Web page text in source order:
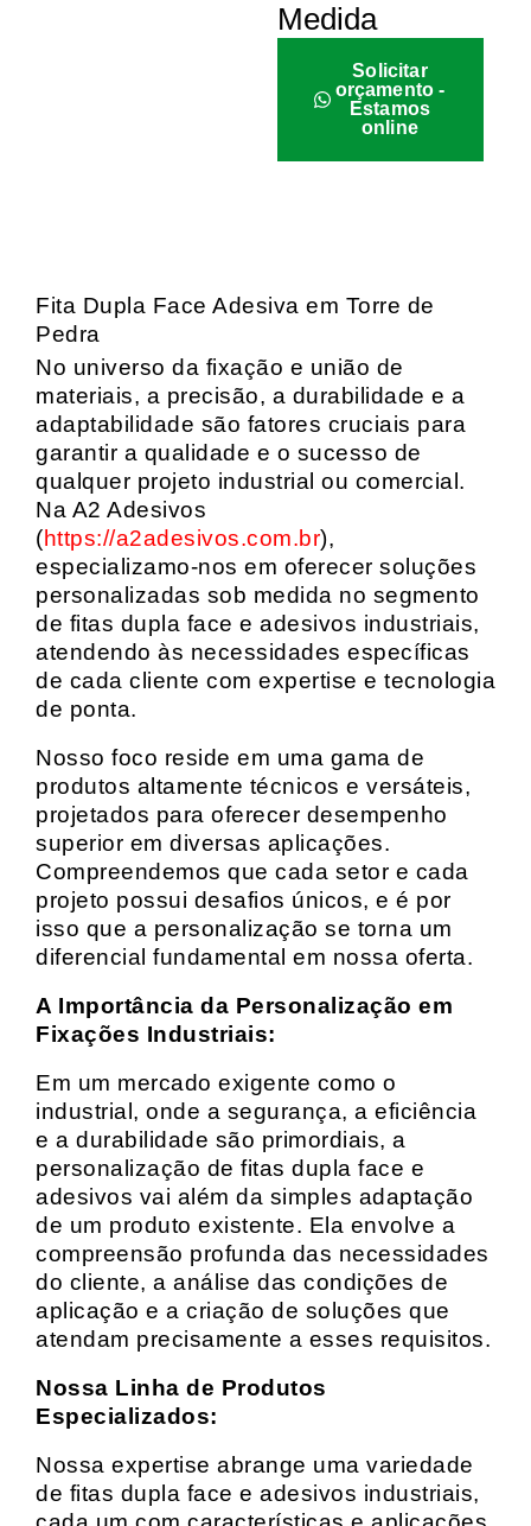
Medida
Solicitar
orçamento -
Estamos
online
Fita Dupla Face Adesiva em Torre de
Pedra
No universo da fixação e união de
materiais, a precisão, a durabilidade e a
adaptabilidade são fatores cruciais para
garantir a qualidade e o sucesso de
qualquer projeto industrial ou comercial.
Na A2 Adesivos
(https://a2adesivos.com.br),
especializamo-nos em oferecer soluções
personalizadas sob medida no segmento
de fitas dupla face e adesivos industriais,
atendendo às necessidades específicas
de cada cliente com expertise e tecnologia
de ponta.
Nosso foco reside em uma gama de
produtos altamente técnicos e versáteis,
projetados para oferecer desempenho
superior em diversas aplicações.
Compreendemos que cada setor e cada
projeto possui desafios únicos, e é por
isso que a personalização se torna um
diferencial fundamental em nossa oferta.
A Importância da Personalização em
Fixações Industriais:
Em um mercado exigente como o
industrial, onde a segurança, a eficiência
e a durabilidade são primordiais, a
personalização de fitas dupla face e
adesivos vai além da simples adaptação
de um produto existente. Ela envolve a
compreensão profunda das necessidades
do cliente, a análise das condições de
aplicação e a criação de soluções que
atendam precisamente a esses requisitos.
Nossa Linha de Produtos
Especializados:
Nossa expertise abrange uma variedade
de fitas dupla face e adesivos industriais,